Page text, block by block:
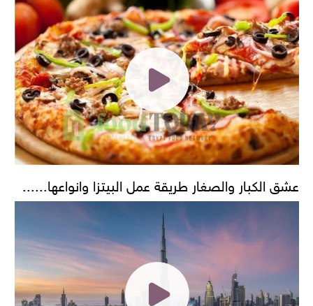
عشق الكبار والصغار طريقة عمل البيتزا وانواعها......